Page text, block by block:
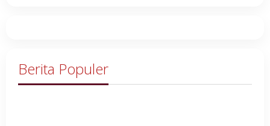
Berita Populer